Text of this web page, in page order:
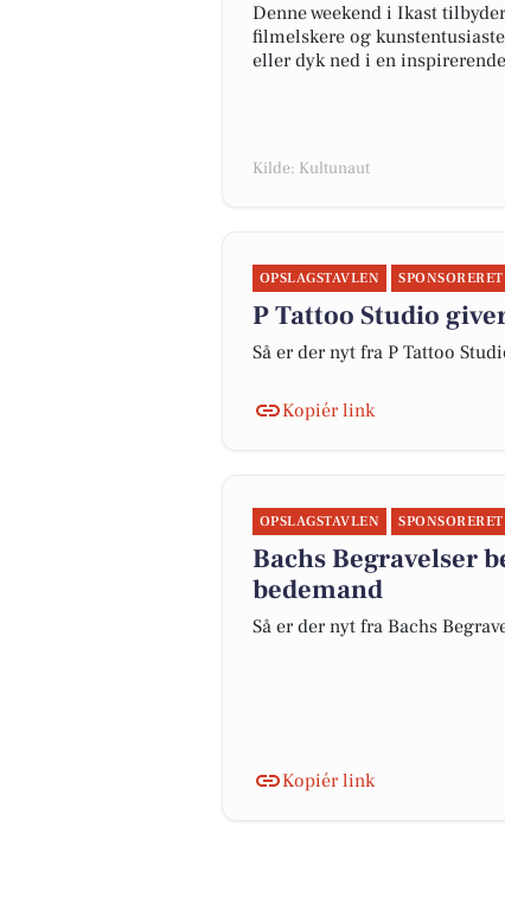
Denne weekend i Ikast
filmelskere og
eller dyk ned i en
Kilde: Kultunaut
OPSLAGSTAVLEN SPONSORERET
P Tattoo Studio
Så er der nyt fra P Tattoo
Kopiér link
OPSLAGSTAVLEN SPONSORERET
Bachs Begravelser
bedemand
Så er der nyt fra Bachs
Kopiér link